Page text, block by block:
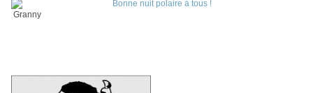
Granny